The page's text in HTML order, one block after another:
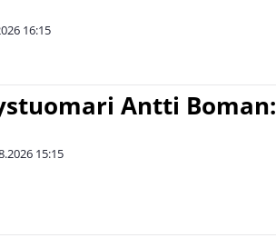
16:15
Antti Boman:
15:15